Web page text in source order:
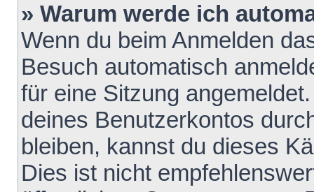
» Warum werde ich
Wenn du beim Anmelden
Besuch automatisch
für eine Sitzung
deines Benutzerkontos
bleiben, kannst du dieses
Dies ist nicht